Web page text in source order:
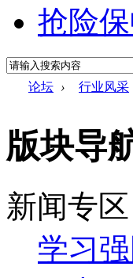
论坛 › 行业风采
版块导
新闻专区
学习